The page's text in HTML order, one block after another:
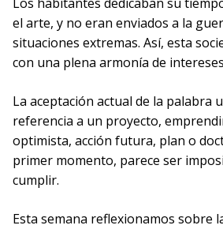
el arte, y no eran enviados a la
situaciones extremas. Así, esta
con una plena armonía de
La aceptación actual de la palabra
referencia a un proyecto,
optimista, acción futura, plan o
primer momento, parece ser
cumplir.
Esta semana reflexionamos sobre